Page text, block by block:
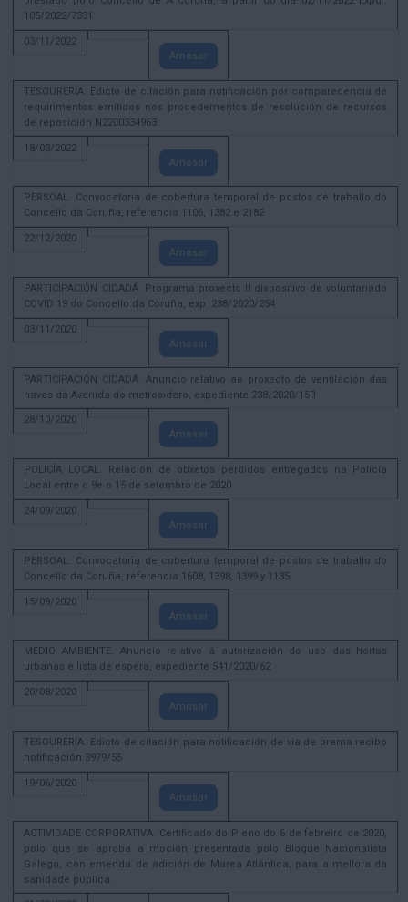
105/2022/7331
03/11/2022
Amosar
TESOURERÍA. Edicto de citación para notificación por comparecencia de
requirimentos emitidos nos procedementos de resolución de recursos
de reposición N2200334963
18/03/2022
Amosar
PERSOAL. Convocatoria de cobertura temporal de postos de traballo do
Concello da Coruña, referencia 1106, 1382 e 2182
22/12/2020
Amosar
PARTICIPACIÓN CIDADÁ. Programa proxecto II dispositivo de voluntariado
COVID 19 do Concello da Coruña, exp. 238/2020/254
03/11/2020
Amosar
PARTICIPACIÓN CIDADÁ. Anuncio relativo ao proxecto de ventilación das
naves da Avenida do metrosidero, expediente 238/2020/150
28/10/2020
Amosar
POLICÍA LOCAL. Relación de obxetos perdidos entregados na Policía
Local entre o 9e o 15 de setembro de 2020
24/09/2020
Amosar
PERSOAL. Convocatoria de cobertura temporal de postos de traballo do
Concello da Coruña, referencia 1608, 1398, 1399 y 1135
15/09/2020
Amosar
MEDIO AMBIENTE. Anuncio relativo á autorización do uso das hortas
urbanas e lista de espera, expediente 541/2020/62
20/08/2020
Amosar
TESOURERÍA. Edicto de citación para notificación de vía de prema recibo
notificación 3979/55
19/06/2020
Amosar
ACTIVIDADE CORPORATIVA. Certificado do Pleno do 6 de febreiro de 2020,
polo que se aproba a moción presentada polo Bloque Nacionalista
Galego, con emenda de adición de Marea Atlántica, para a mellora da
sanidade pública.